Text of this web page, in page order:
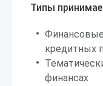
Типы
кредитных
финансах